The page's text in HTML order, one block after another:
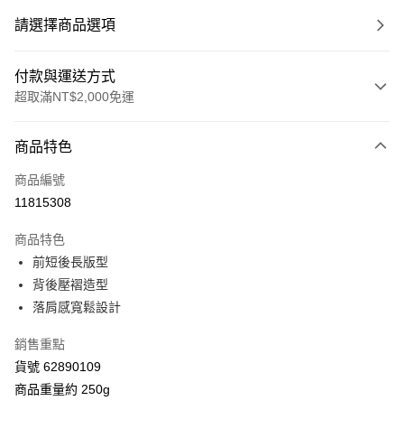
請選擇商品選項
付款與運送方式
超取滿NT$2,000免運
信用卡一次付款
信用卡分期付款
合作金庫商業銀行
華南商業銀行
上海商業儲蓄銀行
國泰世華商業銀行
匯豐（台灣）商業銀行
聯邦商業銀行
元大商業銀行
超商取貨付款
LINE Pay
街口支付
Google Pay
商品特色
商品編號
11815308
商品特色
前短後長版型
背後壓褶造型
落肩感寬鬆設計
銷售重點
貨號 62890109
商品重量約 250g